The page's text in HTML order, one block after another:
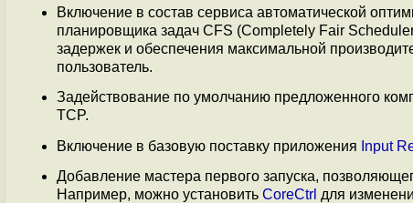
Включение в состав сервиса автоматической
планировщика задач CFS (Completely Fair
задержек и обеспечения максимальной
пользователь.
Задействование по умолчанию предложенного
TCP.
Включение в базовую поставку приложения Input
Добавление мастера первого запуска,
Например, можно установить CoreCtrl для